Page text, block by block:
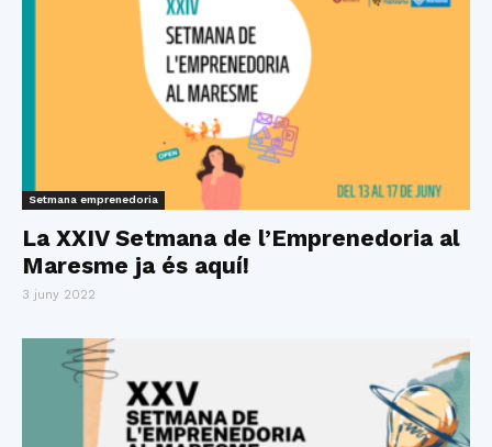
del
Setmana emprenedoria
La XXIV Setmana de l’Emprenedoria al
Maresme ja és aquí!
3 juny 2022